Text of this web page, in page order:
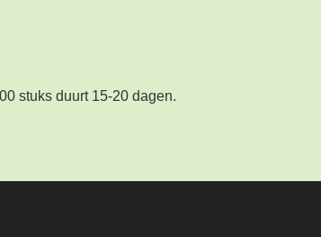
stuks duurt 15-20 dagen.